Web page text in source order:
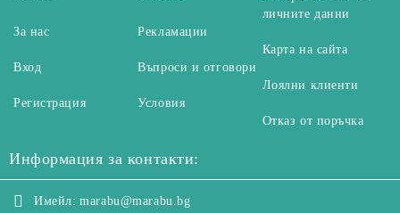
За нас
Вход
Регистрация
Рекламации
Въпроси и отговори
Условия
личните данни
Карта на сайта
Лоялни клиенти
Отказ от поръчка
Информация за контакти:
Имейл: marabu@marabu.bg